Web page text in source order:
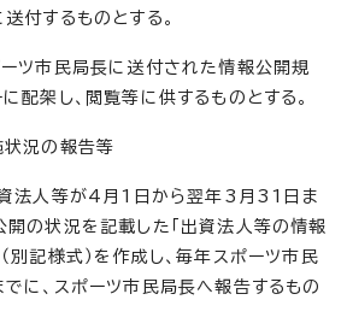
付するものとする。
ツ市民局長に送付された情報公開規
配架し、閲覧等に供するものとする。
況の報告等
法人等が4月1日から翌年3月31日ま
の状況を記載した「出資法人等の情報
別記様式）を作成し、毎年スポーツ市民
に、スポーツ市民局長へ報告するもの